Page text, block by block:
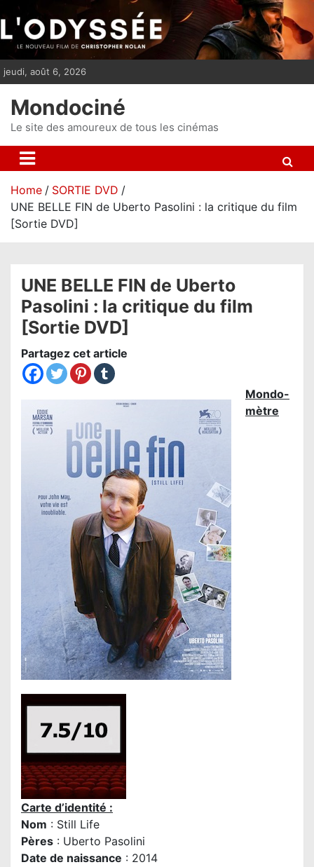
i
p
t
n
jeudi, août 6, 2026
Mondociné
Le site des amoureux de tous les cinémas
Home
SORTIE DVD
UNE BELLE FIN de Uberto Pasolini : la critique du film
[Sortie DVD]
UNE BELLE FIN de Uberto
Pasolini : la critique du film
[Sortie DVD]
Partagez cet article
Mondo-
mètre
Carte d’identité :
Nom : Still Life
Pères : Uberto Pasolini
Date de naissance : 2014